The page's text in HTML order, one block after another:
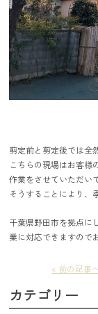
剪定前と剪定後では全
こちらの現場はお客様
作業をさせていただい
そうすることにより、
千葉県野田市を拠点に
業に対応できますので
« 前の記事
カテゴリー